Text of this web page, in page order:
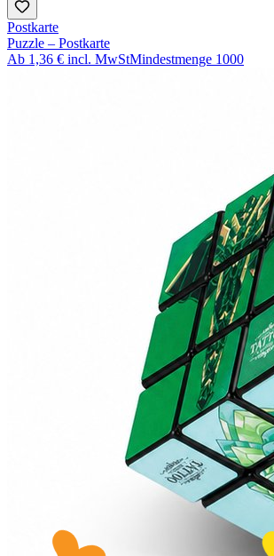
Postkarte
Puzzle – Postkarte
Ab 1,36 € incl. MwStMindestmenge 1000